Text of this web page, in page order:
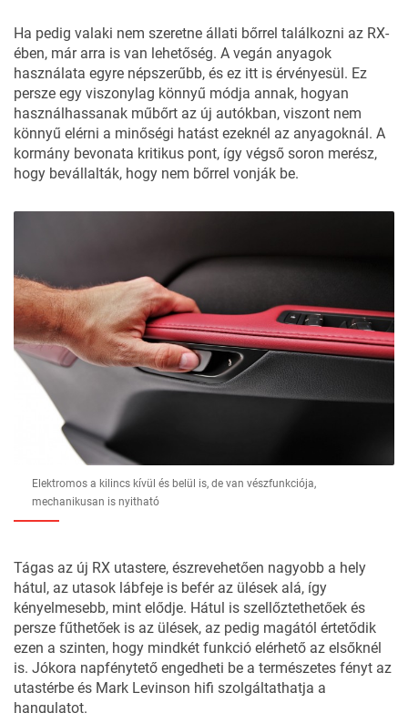
Ha pedig valaki nem szeretne állati bőrrel találkozni az RX-
ében, már arra is van lehetőség. A vegán anyagok
használata egyre népszerűbb, és ez itt is érvényesül. Ez
persze egy viszonylag könnyű módja annak, hogyan
használhassanak műbőrt az új autókban, viszont nem
könnyű elérni a minőségi hatást ezeknél az anyagoknál. A
kormány bevonata kritikus pont, így végső soron merész,
hogy bevállalták, hogy nem bőrrel vonják be.
Elektromos a kilincs kívül és belül is, de van vészfunkciója,
mechanikusan is nyitható
Tágas az új RX utastere, észrevehetően nagyobb a hely
hátul, az utasok lábfeje is befér az ülések alá, így
kényelmesebb, mint elődje. Hátul is szellőztethetőek és
persze fűthetőek is az ülések, az pedig magától értetődik
ezen a szinten, hogy mindkét funkció elérhető az elsőknél
is. Jókora napfénytető engedheti be a természetes fényt az
utastérbe és Mark Levinson hifi szolgáltathatja a
hangulatot.